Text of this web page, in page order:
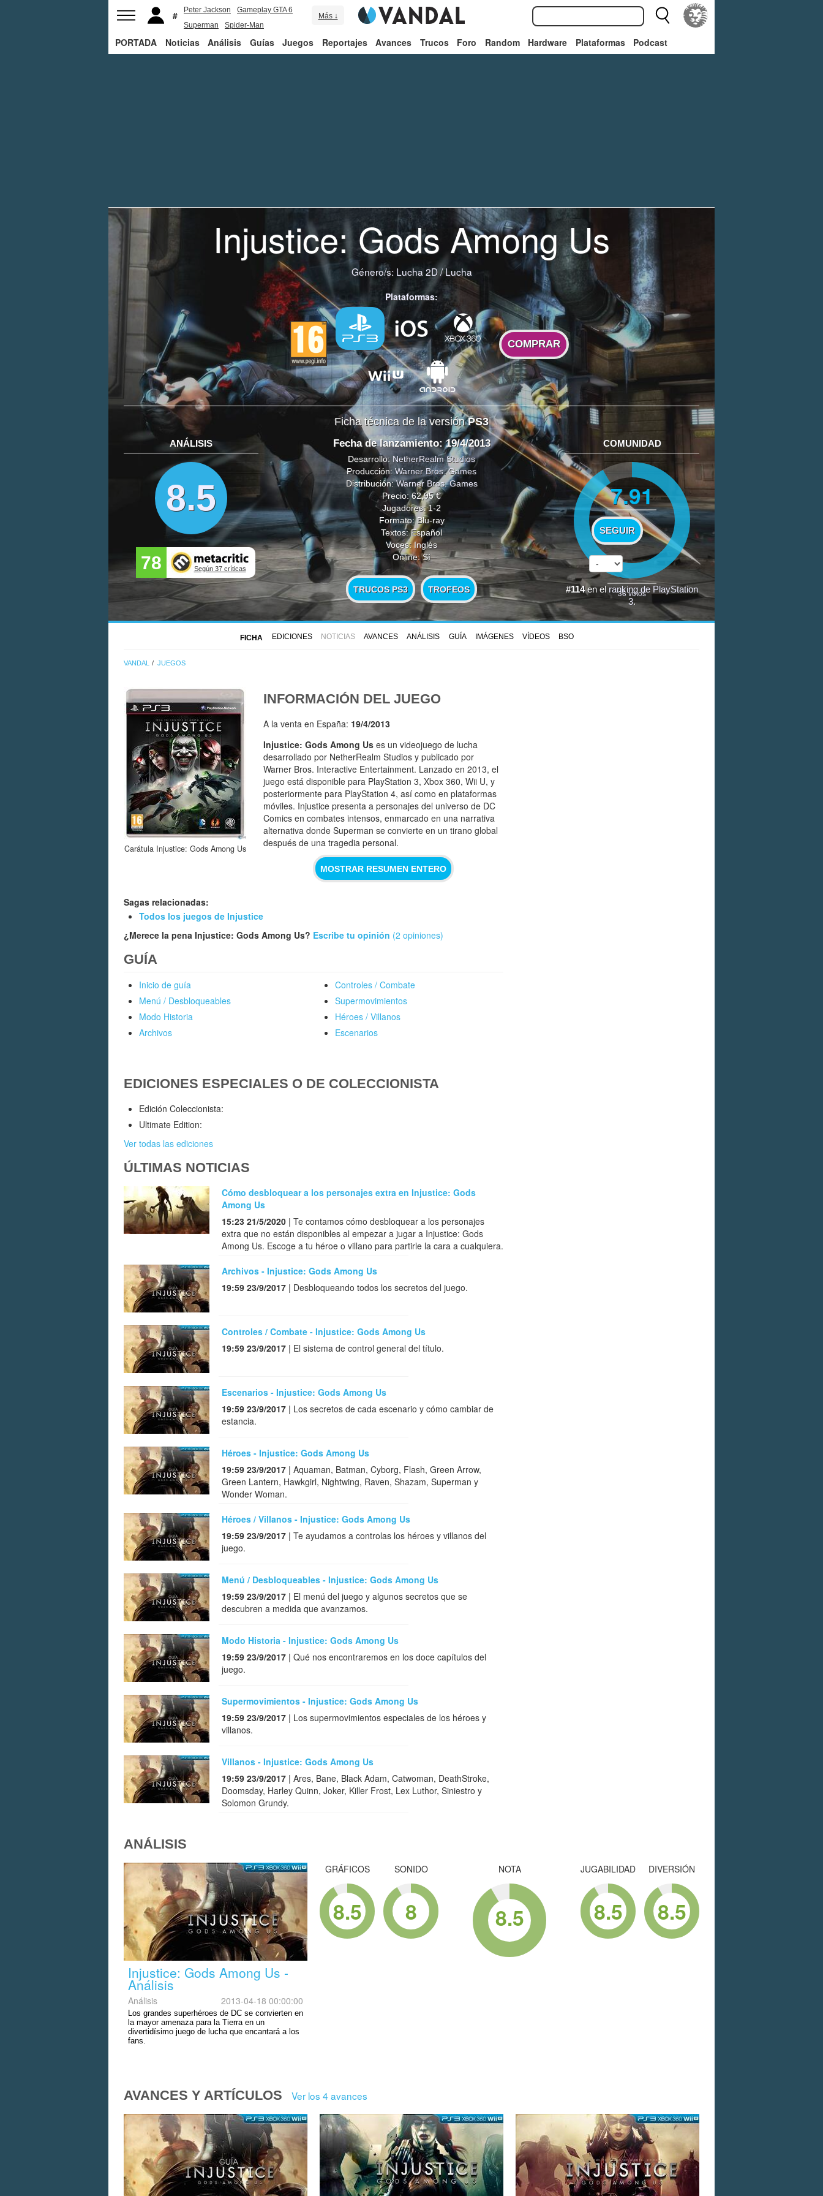
Peter Jackson
Gameplay GTA 6
Superman
Spider-Man
Más ↓
PORTADA Noticias Análisis Guías Juegos Reportajes Avances Trucos Foro Random Hardware Plataformas Podcast
Injustice: Gods Among Us
Género/s: Lucha 2D/Lucha
Plataformas:
COMPRAR
Ficha técnica de la versiónPS3
ANÁLISIS
8.5
78 Según 37 críticas
Fecha de lanzamiento: 19/4/2013
Desarrollo: NetherRealm Studios
Producción:Warner Bros. Games
Distribución:Warner Bros. Games
Precio: 62,95 €
Jugadores: 1-2
Formato: Blu-ray
Textos: Español
Voces: Inglés
Online: Sí
TRUCOS PS3 TROFEOS
COMUNIDAD
7.91
SEGUIR
36votos
#114en elranking de PlayStation
3.
FICHA EDICIONES NOTICIAS AVANCES ANÁLISIS GUÍA IMÁGENES VÍDEOS BSO
VANDAL JUEGOS
Carátula Injustice: Gods Among Us
INFORMACIÓN DEL JUEGO
A la venta en España: 19/4/2013
Injustice: Gods Among Us es un videojuego de lucha
desarrollado por NetherRealm Studios y publicado por
Warner Bros. Interactive Entertainment. Lanzado en 2013, el
juego está disponible para PlayStation 3, Xbox 360, Wii U, y
posteriormente para PlayStation 4, así como en plataformas
móviles. Injustice presenta a personajes del universo de DC
Comics en combates intensos, enmarcado en una narrativa
alternativa donde Superman se convierte en un tirano global
después de una tragedia personal.
MOSTRAR RESUMEN ENTERO
Sagas relacionadas:
Todos los juegos de Injustice
¿Merece la pena Injustice: Gods Among Us? Escribe tu opinión (2 opiniones)
GUÍA
Inicio de guía
Menú / Desbloqueables
Modo Historia
Archivos
Controles / Combate
Supermovimientos
Héroes / Villanos
Escenarios
EDICIONES ESPECIALES O DE COLECCIONISTA
Edición Coleccionista:
Ultimate Edition:
Ver todas las ediciones
ÚLTIMAS NOTICIAS
Cómo desbloquear a los personajes extra en Injustice: Gods
Among Us
15:23 21/5/2020 | Te contamos cómo desbloquear a los personajes
extra que no están disponibles al empezar a jugar a Injustice: Gods
Among Us. Escoge a tu héroe o villano para partirle la cara a cualquiera.
Archivos - Injustice: Gods Among Us
19:59 23/9/2017 | Desbloqueando todos los secretos del juego.
Controles / Combate - Injustice: Gods Among Us
19:59 23/9/2017 | El sistema de control general del título.
Escenarios - Injustice: Gods Among Us
19:59 23/9/2017 | Los secretos de cada escenario y cómo cambiar de
estancia.
Héroes - Injustice: Gods Among Us
19:59 23/9/2017 | Aquaman, Batman, Cyborg, Flash, Green Arrow,
Green Lantern, Hawkgirl, Nightwing, Raven, Shazam, Superman y
Wonder Woman.
Héroes / Villanos - Injustice: Gods Among Us
19:59 23/9/2017 | Te ayudamos a controlas los héroes y villanos del
juego.
Menú / Desbloqueables - Injustice: Gods Among Us
19:59 23/9/2017 | El menú del juego y algunos secretos que se
descubren a medida que avanzamos.
Modo Historia - Injustice: Gods Among Us
19:59 23/9/2017 | Qué nos encontraremos en los doce capítulos del
juego.
Supermovimientos - Injustice: Gods Among Us
19:59 23/9/2017 | Los supermovimientos especiales de los héroes y
villanos.
Villanos - Injustice: Gods Among Us
19:59 23/9/2017 | Ares, Bane, Black Adam, Catwoman, DeathStroke,
Doomsday, Harley Quinn, Joker, Killer Frost, Lex Luthor, Siniestro y
Solomon Grundy.
ANÁLISIS
Injustice: Gods Among Us -
Análisis
Análisis 2013-04-18 00:00:00
Los grandes superhéroes de DC se convierten en
la mayor amenaza para la Tierra en un
divertidísimo juego de lucha que encantará a los
fans.
GRÁFICOS
8.5
SONIDO
8
NOTA
8.5
DIVERSIÓN
8.5
JUGABILIDAD
8.5
AVANCES Y ARTÍCULOS Ver los 4 avances